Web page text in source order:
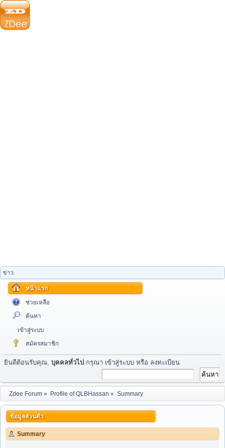
ข่าว:
หน้าแรก
ช่วยเหลือ
ค้นหา
เข้าสู่ระบบ
สมัครสมาชิก
ยินดีต้อนรับคุณ, บุคคลทั่วไป กรุณา เข้าสู่ระบบ หรือ ลงทะเบียน
Zdee Forum» Profile of QLBHassan » Summary
ข้อมูลส่วนตัว
Summary